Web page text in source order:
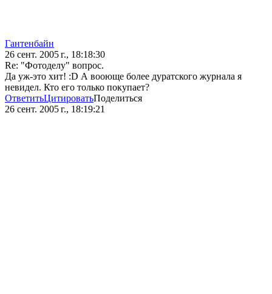
Гантенбайн
26 сент. 2005 г., 18:18:30
Re: "Фотоделу" вопрос.
Да уж-это хит! :D А вооюще более дуратского журнала я
невидел. Кто его только покупает?
ОтветитьЦитироватьПоделиться
26 сент. 2005 г., 18:19:21